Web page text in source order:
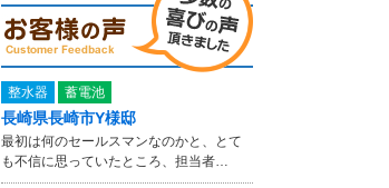
整水器 蓄電池
長崎県長崎市Y様邸
最初は何のセールスマンなのかと、とて
も不信に思っていたところ、担当者…